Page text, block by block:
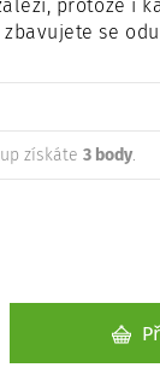
Načítám
protože i
se
získáte3 body.
o 1 kus